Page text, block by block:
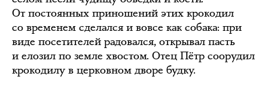
От постоянных приношений этих крокодил
со временем сделался и вовсе как собака: при
виде посетителей радовался, открывал пасть
и елозил по земле хвостом. Отец Пётр соорудил
крокодилу в церковном дворе будку.